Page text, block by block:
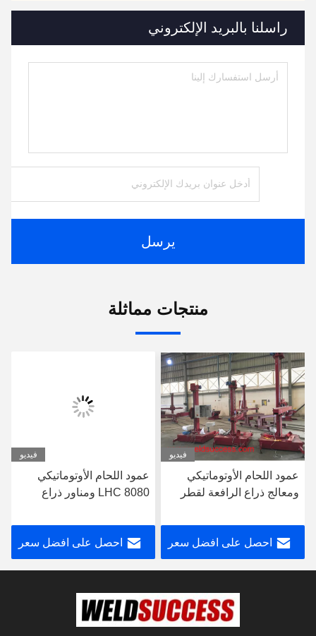
راسلنا بالبريد الإلكتروني
يرسل
منتجات مماثلة
فيديو
عمود اللحام الأوتوماتيكي
ومعالج ذراع الرافعة لقطر
احصل على افضل سعر
فيديو
عمود اللحام الأوتوماتيكي
LHC 8080 ومناور ذراع
احصل على افضل سعر